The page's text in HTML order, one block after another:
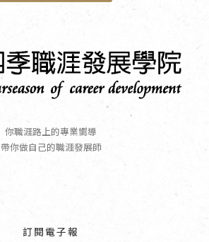
你職涯路上的專業嚮導
帶你做自己的職涯發展師
訂閱電子報